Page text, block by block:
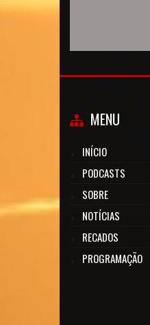
MENU
INÍCIO
PODCASTS
SOBRE
NOTÍCIAS
RECADOS
PROGRAMAÇÃO